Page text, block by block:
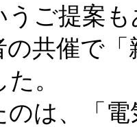
うご提案
の共催で
。
のは、「